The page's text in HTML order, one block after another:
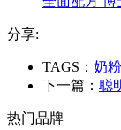
分享:
TAGS： 奶粉
下一篇： 聪
热门品牌